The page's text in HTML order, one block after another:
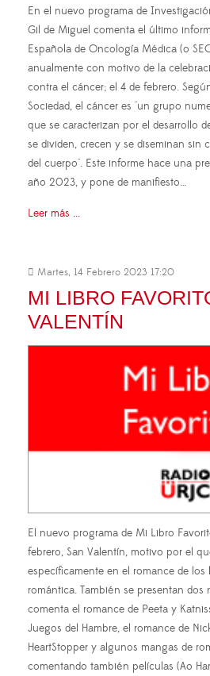
En el nuevo programa de
Gil de Miguel comenta el último
Española de Oncología Médica (o
anualmente con motivo de la
contra el cáncer; el 4 de febrero.
Sociedad, el cáncer es "un grupo
que se caracterizan por el desarrollo
se dividen, crecen y se diseminan sin
del cuerpo". Este informe hace una
año 2023, y pone de manifiesto…
Leer más ...
Martes, 14 Febrero 2023 17:20
MI LIBRO
VALENTÍN
El nuevo programa de Mi Libro
febrero, San Valentín, motivo por el
específicamente en el romance de
romántica. También se presentan dos
comenta el romance de Peeta y
Juegos del Hambre, el romance de
HeartStopper y algunos mangas de
comentando también películas (Ao